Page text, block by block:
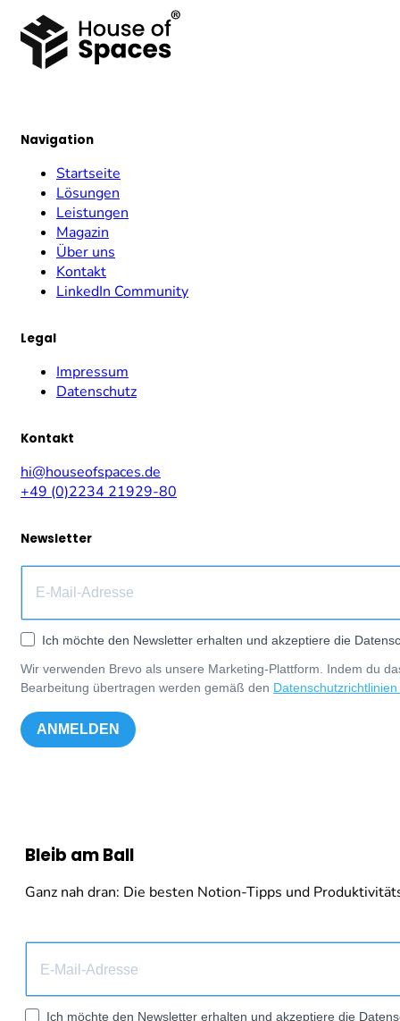
Navigation
Startseite
Lösungen
Leistungen
Magazin
Über uns
Kontakt
LinkedIn Community
Legal
Impressum
Datenschutz
Kontakt
hi@houseofspaces.de
+49 (0)2234 21929-80
Newsletter
Ich möchte den Newsletter erhalten und akzeptiere die
Wir verwenden Brevo als unsere Marketing-Plattform. Indem du
Bearbeitung übertragen werden gemäß den
ANMELDEN
Bleib am Ball
Ganz nah dran: Die besten Notion-Tipps und
Ich möchte den Newsletter erhalten und akzeptiere die